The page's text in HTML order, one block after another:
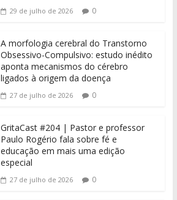
29 de julho de 2026 0
A morfologia cerebral do Transtorno
Obsessivo-Compulsivo: estudo inédito
aponta mecanismos do cérebro
ligados à origem da doença
27 de julho de 2026 0
GritaCast #204 | Pastor e professor
Paulo Rogério fala sobre fé e
educação em mais uma edição
especial
27 de julho de 2026 0